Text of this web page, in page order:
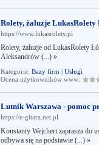
Rolety, żaluzje LukasRolety
https://www.lukasrolety.pl
Rolety, żaluzje od LukasRolety
Aleksandrów (...) »
Kategorie: Bazy firm | Usługi
Ocena użytkowników www:
Lutnik Warszawa - pomoc
https://e-gitara.net.pl
Konstanty Wejchert zaprasza do
odbywa się na podstawie (...) »